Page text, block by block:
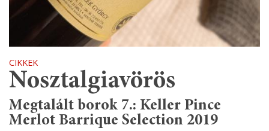
CIKKEK
Nosztalgiavörös
Megtalált borok 7.: Keller Pince
Merlot Barrique Selection 2019